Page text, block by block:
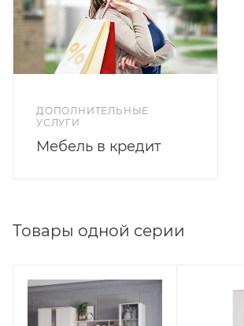
ДОПОЛНИТЕЛЬНЫЕ
УСЛУГИ
Мебель в кредит
Товары одной серии